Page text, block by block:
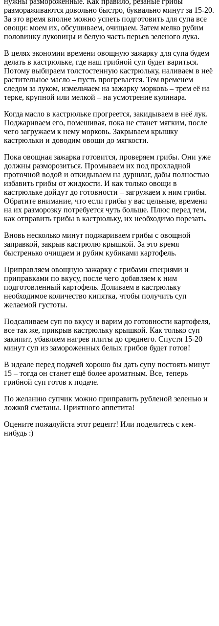
размораживаются довольно быстро, буквально минут за 15-20.
За это время вполне можно успеть подготовить для супа все
овощи: моем их, обсушиваем, очищаем. Затем мелко рубим
половинку луковицы и белую часть перьев зеленого лука.
В целях экономии времени овощную зажарку для супа будем
делать в кастрюльке, где наш грибной суп будет вариться.
Потому выбираем толстостенную кастрюльку, наливаем в неё
растительное масло – пусть прогревается. Тем временем
следом за луком, измельчаем на зажарку морковь – трем её на
терке, крупной или мелкой – на усмотрение кулинара.
Когда масло в кастрюльке прогреется, закидываем в неё лук.
Поджариваем его, помешивая, пока не станет мягким, после
чего загружаем к нему морковь. Закрываем крышку
кастрюльки и доводим овощи до мягкости.
Пока овощная зажарка готовится, проверяем грибы. Они уже
должны разморозиться. Промываем их под прохладной
проточной водой и откидываем на дуршлаг, дабы полностью
избавить грибы от жидкости. И как только овощи в
кастрюльке дойдут до готовности – загружаем к ним грибы.
Обратите внимание, что если грибы у вас цельные, времени
на их разморозку потребуется чуть больше. Плюс перед тем,
как отправить грибы в кастрюльку, их необходимо порезать.
Вновь несколько минут поджариваем грибы с овощной
заправкой, закрыв кастрюлю крышкой. За это время
быстренько очищаем и рубим кубиками картофель.
Приправляем овощную зажарку с грибами специями и
приправками по вкусу, после чего добавляем к ним
подготовленный картофель. Доливаем в кастрюльку
необходимое количество кипятка, чтобы получить суп
желаемой густоты.
Подсаливаем суп по вкусу и варим до готовности картофеля,
все так же, прикрыв кастрюльку крышкой. Как только суп
закипит, убавляем нагрев плиты до среднего. Спустя 15-20
минут суп из замороженных белых грибов будет готов!
В идеале перед подачей хорошо бы дать супу постоять минут
15 – тогда он станет ещё более ароматным. Все, теперь
грибной суп готов к подаче.
По желанию супчик можно приправить рубленой зеленью и
ложкой сметаны. Приятного аппетита!
Оцените пожалуйста этот рецепт! Или поделитесь с кем-
нибудь :)